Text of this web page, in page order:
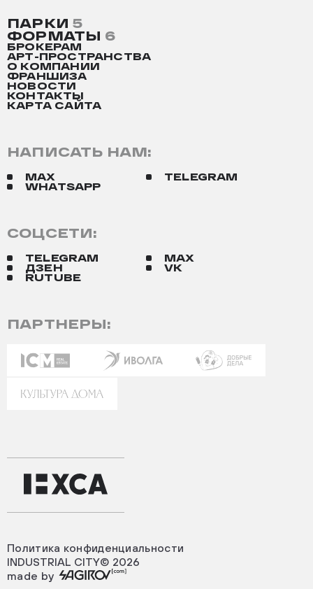
ПАРКИ 5
ФОРМАТЫ 6
БРОКЕРАМ
АРТ-ПРОСТРАНСТВА
О КОМПАНИИ
ФРАНШИЗА
НОВОСТИ
КОНТАКТЫ
КАРТА САЙТА
ПАРТНЕРЫ:
СОЦСЕТИ:
TELEGRAM
MAX
ДЗЕН
VK
RUTUBE
НАПИСАТЬ НАМ:
MAX
TELEGRAM
WHATSAPP
Политика конфиденциальности
INDUSTRIAL CITY© 2026
made by